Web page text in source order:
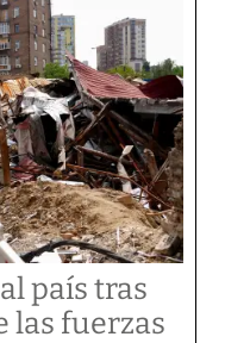
país tras
las fuerzas